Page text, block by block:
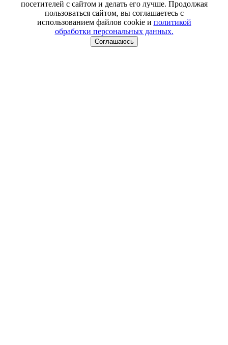
посетителей с сайтом и делать его лучше. Продолжая
пользоваться сайтом, вы соглашаетесь с
использованием файлов cookie и политикой
обработки персональных данных.
Соглашаюсь